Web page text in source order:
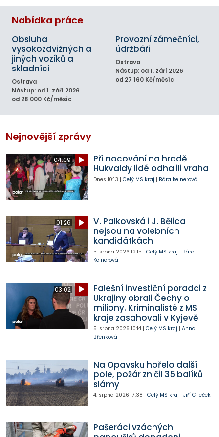
Nabídka práce
Obsluha
vysokozdvižných a
jiných vozíků a
skladníci
Ostrava
Nástup: od 1. září 2026
od 28 000 Kč/měsíc
Provozní zámečníci,
údržbáři
Ostrava
Nástup: od 1. září 2026
od 27 160 Kč/měsíc
Nejnovější zprávy
04:09
Při nocování na hradě
Hukvaldy lidé odhalili vraha
Dnes 10:13 | Celý MS kraj | Bára Kelnerová
01:26
V. Palkovská i J. Bělica
nejsou na volebních
kandidátkách
5. srpna 2026 12:15 | Celý MS kraj | Bára
Kelnerová
03:02
Falešní investiční poradci z
Ukrajiny obrali Čechy o
miliony. Kriminalisté z MS
kraje zasahovali v Kyjevě
5. srpna 2026 10:14| Celý MS kraj | Anna
Břenková
Na Opavsku hořelo další
pole, požár zničil 35 balíků
slámy
4. srpna 2026 17:38 | Celý MS kraj | Jiří Cileček
Pašeráci vzácných